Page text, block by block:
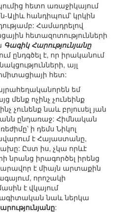
հետո առաջիկայում
Ալիև հանդիպում՝ կրկին
Համադրելով
հետազոտությունների
Գագիկ Հարությունյանը
ընդգծել է, որ իրականում
այլ
հետ:
եմ
մենք ոչինչ չունեինք
չունենք նաև բրյուսել յան
ընդառաջ: Հիմնական
ի դեմս Նիկոլ
է Հայաստանը,
Ըստ իս, չկա որևէ
նրանց իրագործել իրենց
է միայն արտաքին
որոշակի
է վկայում
նաև ներկա
: